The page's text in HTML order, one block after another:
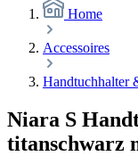
Home
Accessoires
Handtuchhalter
Niara S
titanschwarz